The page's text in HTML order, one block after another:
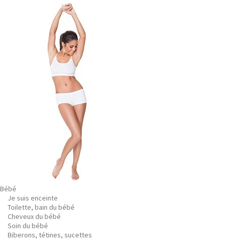
Bébé
Je suis enceinte
Toilette, bain du bébé
Cheveux du bébé
Soin du bébé
Biberons, tétines, sucettes